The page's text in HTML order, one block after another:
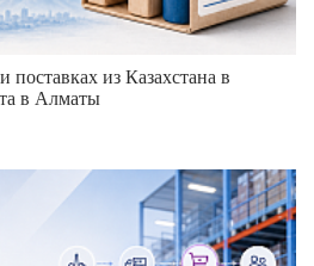
из Казахстана в
в Алматы